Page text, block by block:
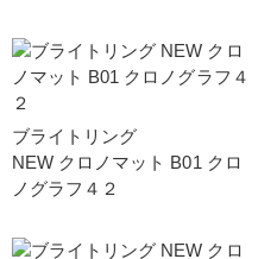
ブライトリング
NEW クロノマット B01 クロ
ノグラフ４２